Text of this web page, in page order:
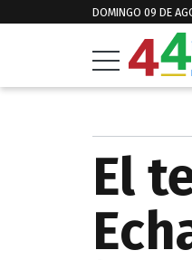
DOMINGO 09 DE
El